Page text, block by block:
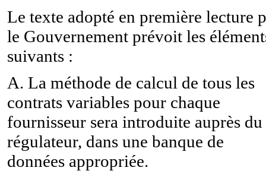
Le texte adopté en première lecture
le Gouvernement prévoit les
suivants :
A. La méthode de calcul de tous les
contrats variables pour chaque
fournisseur sera introduite auprès du
régulateur, dans une banque de
données appropriée.